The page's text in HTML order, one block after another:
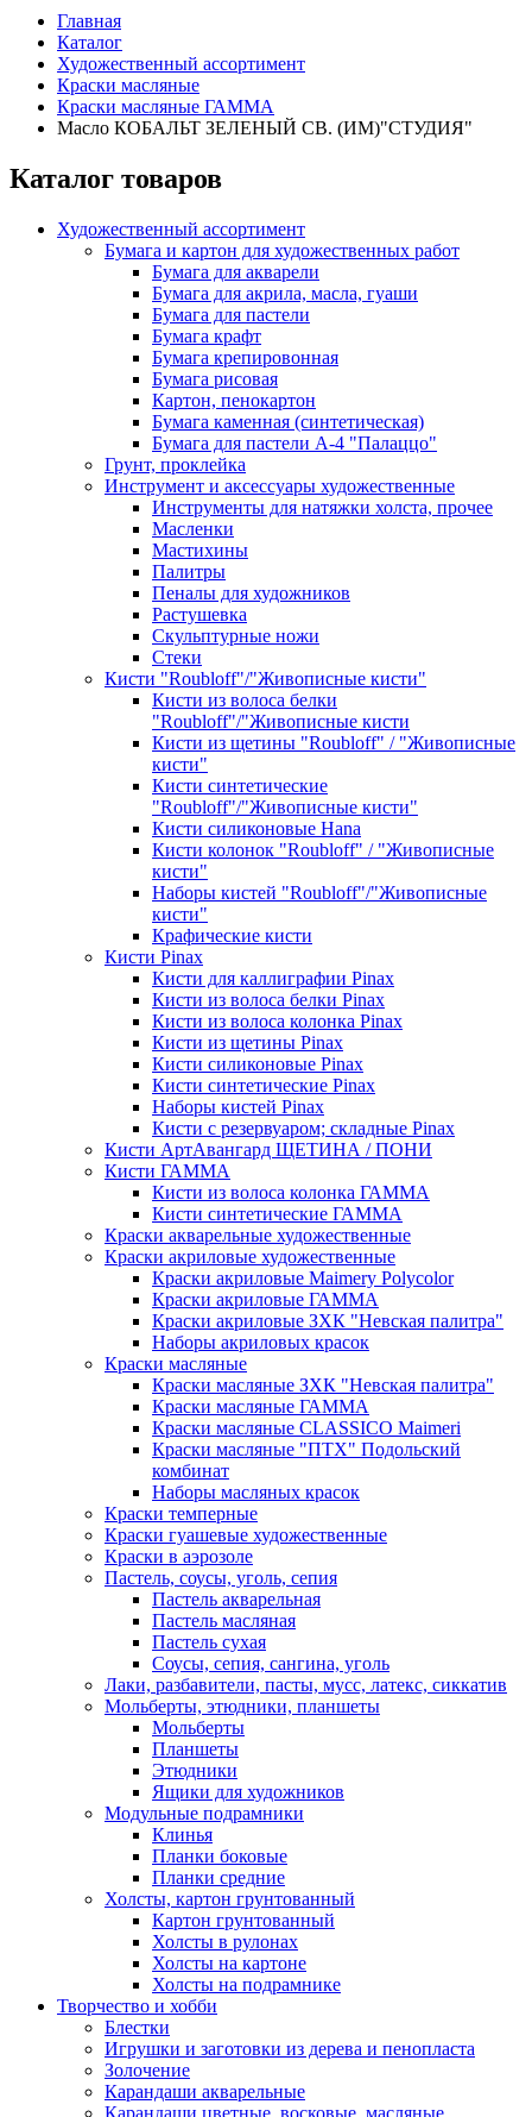
Главная
Каталог
Художественный ассортимент
Краски масляные
Краски масляные ГАММА
Масло КОБАЛЬТ ЗЕЛЕНЫЙ СВ. (ИМ)"СТУДИЯ"
Каталог товаров
Художественный ассортимент
Бумага и картон для художественных работ
Бумага для акварели
Бумага для акрила, масла, гуаши
Бумага для пастели
Бумага крафт
Бумага крепировонная
Бумага рисовая
Картон, пенокартон
Бумага каменная (синтетическая)
Бумага для пастели А-4 "Палаццо"
Грунт, проклейка
Инструмент и аксессуары художественные
Инструменты для натяжки холста, прочее
Масленки
Мастихины
Палитры
Пеналы для художников
Растушевка
Скульптурные ножи
Стеки
Кисти "Roubloff"/"Живописные кисти"
Кисти из волоса белки
"Roubloff"/"Живописные кисти
Кисти из щетины "Roubloff" / "Живописные
кисти"
Кисти синтетические
"Roubloff"/"Живописные кисти"
Кисти силиконовые Hana
Кисти колонок "Roubloff" / "Живописные
кисти"
Наборы кистей "Roubloff"/"Живописные
кисти"
Крафические кисти
Кисти Pinax
Кисти для каллиграфии Pinax
Кисти из волоса белки Pinax
Кисти из волоса колонка Pinax
Кисти из щетины Pinax
Кисти силиконовые Pinax
Кисти синтетические Pinax
Наборы кистей Pinax
Кисти с резервуаром; складные Pinax
Кисти АртАвангард ЩЕТИНА / ПОНИ
Кисти ГАММА
Кисти из волоса колонка ГАММА
Кисти синтетические ГАММА
Краски акварельные художественные
Краски акриловые художественные
Краски акриловые Maimery Polycolor
Краски акриловые ГАММА
Краски акриловые ЗХК "Невская палитра"
Наборы акриловых красок
Краски масляные
Краски масляные ЗХК "Невская палитра"
Краски масляные ГАММА
Краски масляные CLASSICO Maimeri
Краски масляные "ПТХ" Подольский
комбинат
Наборы масляных красок
Краски темперные
Краски гуашевые художественные
Краски в аэрозоле
Пастель, соусы, уголь, сепия
Пастель акварельная
Пастель масляная
Пастель сухая
Соусы, сепия, сангина, уголь
Лаки, разбавители, пасты, мусс, латекс, сиккатив
Мольберты, этюдники, планшеты
Мольберты
Планшеты
Этюдники
Ящики для художников
Модульные подрамники
Клинья
Планки боковые
Планки средние
Холсты, картон грунтованный
Картон грунтованный
Холсты в рулонах
Холсты на картоне
Холсты на подрамнике
Творчество и хобби
Блестки
Игрушки и заготовки из дерева и пенопласта
Золочение
Карандаши акварельные
Карандаши цветные, восковые, масляные,